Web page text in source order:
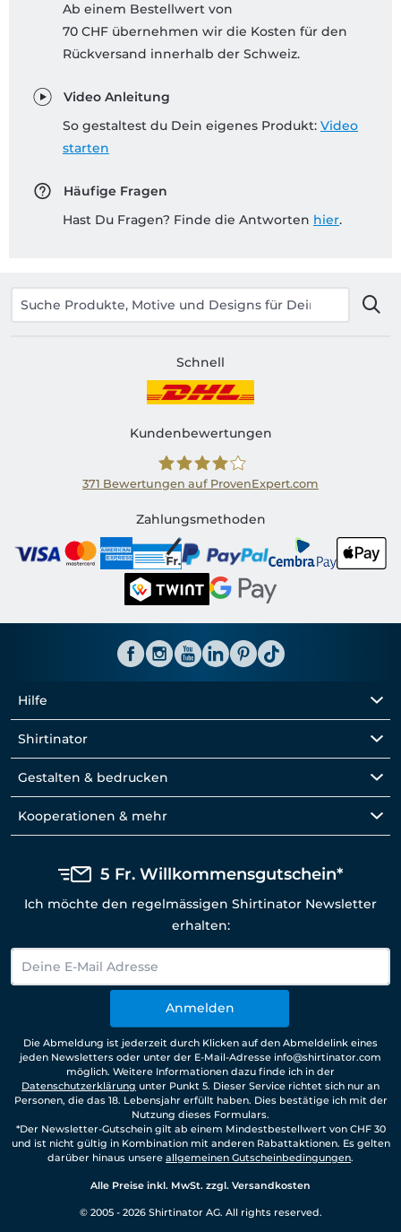
Ab einem Bestellwert von
70 CHF übernehmen wir die Kosten für den
Rückversand innerhalb der Schweiz.
Video Anleitung
So gestaltest du Dein eigenes Produkt: Video
starten
Häufige Fragen
Hast Du Fragen? Finde die Antworten hier.
Schnell
Kundenbewertungen
Shirtinator CH
371 Bewertungen auf ProvenExpert.com
Zahlungsmethoden
Hilfe
Shirtinator
Gestalten & bedrucken
Kooperationen & mehr
5 Fr. Willkommensgutschein*
Ich möchte den regelmässigen Shirtinator Newsletter
erhalten:
Anmelden
Die Abmeldung ist jederzeit durch Klicken auf den Abmeldelink eines
jeden Newsletters oder unter der E-Mail-Adresse info@shirtinator.com
möglich. Weitere Informationen dazu finde ich in der
Datenschutzerklärung unter Punkt 5. Dieser Service richtet sich nur an
Personen, die das 18. Lebensjahr erfüllt haben. Dies bestätige ich mit der
Nutzung dieses Formulars.
*Der Newsletter-Gutschein gilt ab einem Mindestbestellwert von CHF 30
und ist nicht gültig in Kombination mit anderen Rabattaktionen. Es gelten
darüber hinaus unsere allgemeinen Gutscheinbedingungen.
Alle Preise inkl. MwSt. zzgl. Versandkosten
© 2005 - 2026 Shirtinator AG. All rights reserved.